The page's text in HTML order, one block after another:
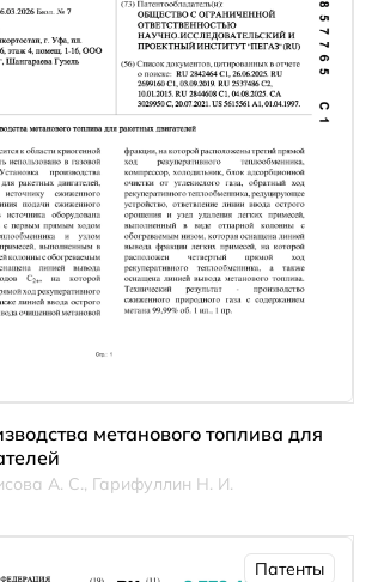
метанового топлива для
А. С., Гарифуллин Н. И.
Патенты